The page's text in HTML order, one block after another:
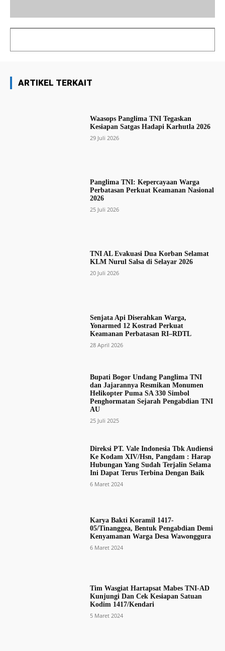
ARTIKEL TERKAIT
Waasops Panglima TNI Tegaskan
Kesiapan Satgas Hadapi Karhutla 2026
29 Juli 2026
Panglima TNI: Kepercayaan Warga
Perbatasan Perkuat Keamanan Nasional
2026
25 Juli 2026
TNI AL Evakuasi Dua Korban Selamat
KLM Nurul Salsa di Selayar 2026
20 Juli 2026
Senjata Api Diserahkan Warga,
Yonarmed 12 Kostrad Perkuat
Keamanan Perbatasan RI–RDTL
28 April 2026
Bupati Bogor Undang Panglima TNI
dan Jajarannya Resmikan Monumen
Helikopter Puma SA 330 Simbol
Penghormatan Sejarah Pengabdian TNI
AU
25 Juli 2025
Direksi PT. Vale Indonesia Tbk Audiensi
Ke Kodam XIV/Hsn, Pangdam : Harap
Hubungan Yang Sudah Terjalin Selama
Ini Dapat Terus Terbina Dengan Baik
6 Maret 2024
Karya Bakti Koramil 1417-
05/Tinanggea, Bentuk Pengabdian Demi
Kenyamanan Warga Desa Wawonggura
6 Maret 2024
Tim Wasgiat Hartapsat Mabes TNI-AD
Kunjungi Dan Cek Kesiapan Satuan
Kodim 1417/Kendari
5 Maret 2024